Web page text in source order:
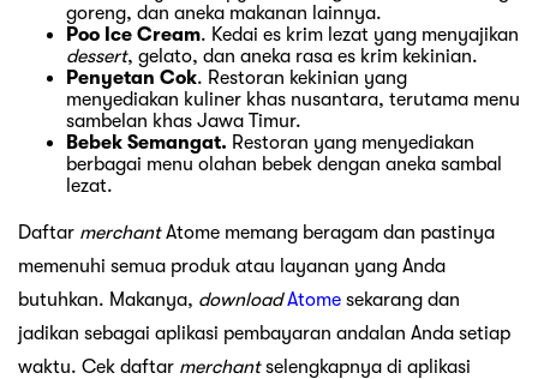
goreng, dan aneka makanan lainnya.
Poo Ice Cream. Kedai es krim lezat yang menyajikan
dessert, gelato, dan aneka rasa es krim kekinian.
Penyetan Cok. Restoran kekinian yang
menyediakan kuliner khas nusantara, terutama menu
sambelan khas Jawa Timur.
Bebek Semangat. Restoran yang menyediakan
berbagai menu olahan bebek dengan aneka sambal
lezat.
Daftar merchantAtome memang beragam dan pastinya
memenuhi semua produk atau layanan yang Anda
butuhkan. Makanya, downloadAtome sekarang dan
jadikan sebagai aplikasi pembayaran andalan Anda setiap
waktu. Cek daftar merchantselengkapnya di aplikasi